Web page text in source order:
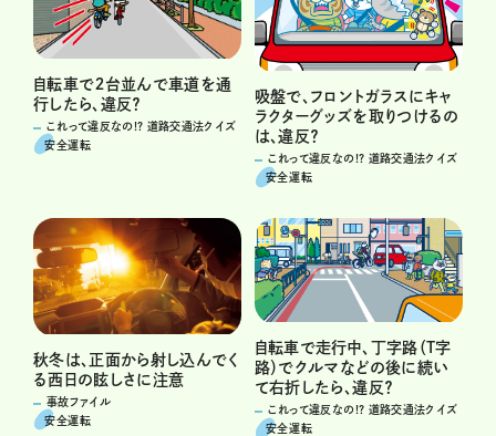
自転車で２台並んで車道を通
行したら、違反？
これって違反なの!? 道路交通法クイズ
安全運転
吸盤で、フロントガラスにキャ
ラクターグッズを取りつけるの
は、違反？
これって違反なの!? 道路交通法クイズ
安全運転
秋冬は、正面から射し込んでく
る西日の眩しさに注意
事故ファイル
安全運転
自転車で走行中、丁字路（T字
路）でクルマなどの後に続い
て右折したら、違反？
これって違反なの!? 道路交通法クイズ
安全運転